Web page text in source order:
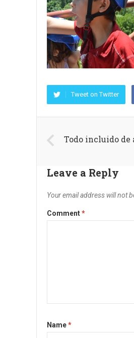
Tweet on Twitter
Todo incluido
Leave a Reply
Your email address will not
Comment*
Name*